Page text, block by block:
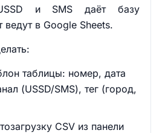
и SMS даёт базу
ведут в Google Sheets.
таблицы: номер, дата
(USSD/SMS), тег (город,
CSV из панели